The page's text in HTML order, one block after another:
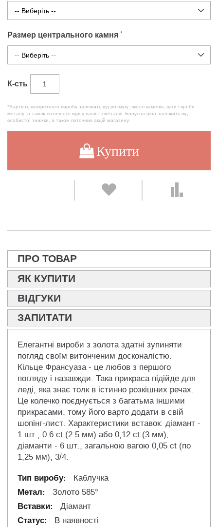
Размер центрального камня
К-сть
*Вартість конкретного виробу залежить від розміру, якості каменів, ваги і проби
металу, а також поточного курсу валют і металів. Бонусна ціна залежить від
особистої знижки, а також поточних акцій магазину.
Купити
ПРО ТОВАР
ЯК КУПИТИ
ВІДГУКИ
ЗАПИТАТИ
Елегантні вироби з золота здатні зупиняти
погляд своїм витонченим досконалістю.
Кільце Франсуаза - це любов з першого
погляду і назавжди. Така прикраса підійде для
леді, яка знає толк в істинно розкішних речах.
Це колечко поєднується з багатьма іншими
прикрасами, тому його варто додати в свій
шопінг-лист. Характеристики вставок: діамант -
1 шт., 0.6 ct (2.5 мм) або 0,12 ct (3 мм);
діаманти - 6 шт., загальною вагою 0,05 ct (по
1,25 мм), 3/4.
Каблучка
Золото 585°
Діамант
В наявності